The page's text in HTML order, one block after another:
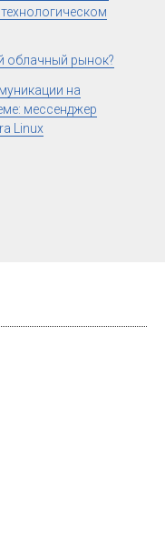
облачный рынок?
на
мессенджер
Linux